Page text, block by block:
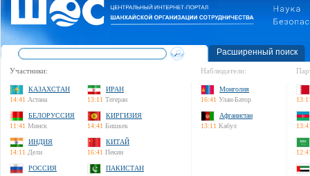
Расширенный поиск
Участники:
КАЗАХСТАН
14:41 Астана
ИРАН
13:11 Тегеран
БЕЛОРУССИЯ
11:41 Минск
КИРГИЗИЯ
14:41 Бишкек
ИНДИЯ
14:11 Дели
КИТАЙ
16:41 Пекин
РОССИЯ
ПАКИСТАН
Наблюдатели:
Монголия
16:41 Улан-Батор
Афганистан
13:11 Кабул